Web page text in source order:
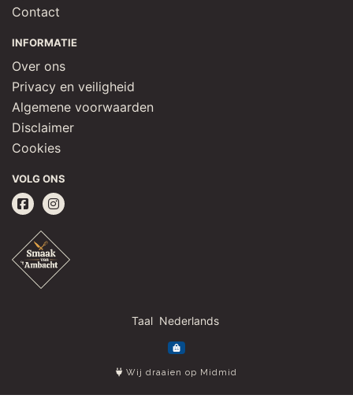
Contact
INFORMATIE
Over ons
Privacy en veiligheid
Algemene voorwaarden
Disclaimer
Cookies
VOLG ONS
Taal
Wij draaien op Midmid